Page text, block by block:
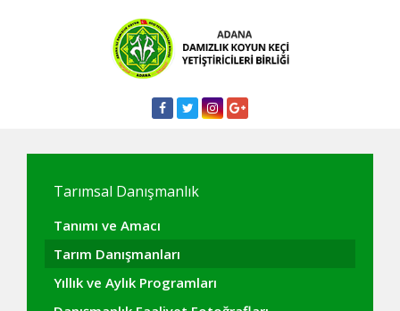
Tarımsal Danışmanlık
Tanımı ve Amacı
Tarım Danışmanları
Yıllık ve Aylık Programları